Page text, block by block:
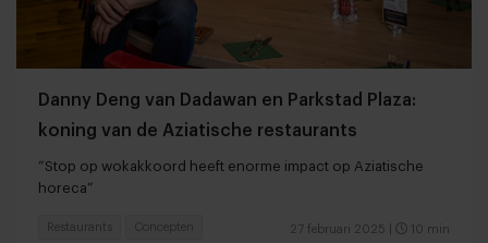
Danny Deng van Dadawan en Parkstad Plaza:
koning van de Aziatische restaurants
“Stop op wokakkoord heeft enorme impact op Aziatische
horeca”
27 februari 2025 10 min
Restaurants Concepten